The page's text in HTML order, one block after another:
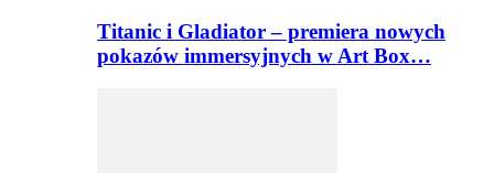
Titanic i Gladiator – premiera nowych
pokazów immersyjnych w Art Box…